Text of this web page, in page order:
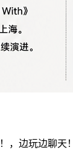
，边玩边聊天！